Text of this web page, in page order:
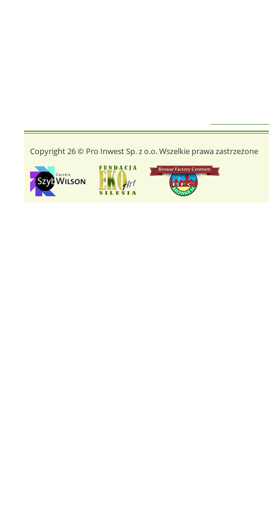
Copyright 26 © Pro Inwest Sp. z o.o. Wszelkie prawa zastrzeżone